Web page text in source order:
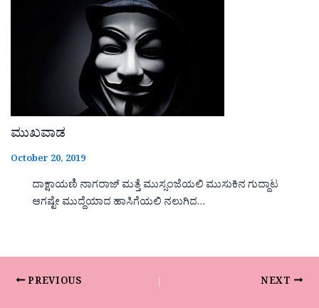
ಮುಖವಾಡ
October 20, 2019
ದಾಕ್ಷಾಯಣಿ ನಾಗರಾಜ್ ಮತ್ತೆ ಮುಸ್ಸಂಜೆಯಲಿ ಮುಸುಕಿನ ಗುದ್ದಾಟ
ಆಗಷ್ಟೇ ಮುದ್ದೆಯಾದ ಹಾಸಿಗೆಯಲಿ ನಲುಗಿದ…
PREVIOUS NEXT